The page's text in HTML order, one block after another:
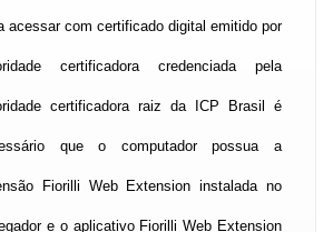
acessar com certificado digital emitido por
certificadora credenciada pela
certificadora raiz da ICP Brasil é
que o computador possua a
Fiorilli Web Extension instalada no
e o aplicativo Fiorilli Web Extension